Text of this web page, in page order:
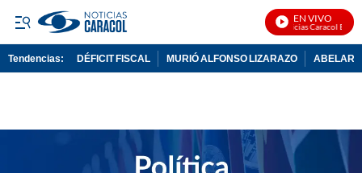
EN VIVO
Noticias Caracol En Vivo
Tendencias: DÉFICIT FISCAL MURIÓ ALFONSO LIZARAZO